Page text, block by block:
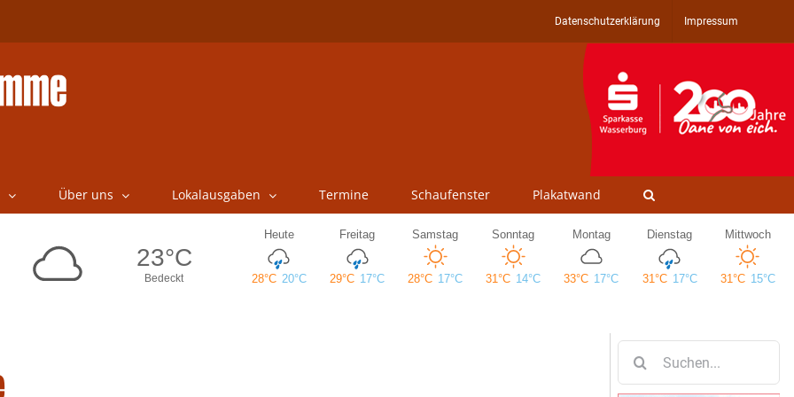
Datenschutzerklärung Impressum
Über uns Lokalausgaben Termine Schaufenster Plakatwand
nach: